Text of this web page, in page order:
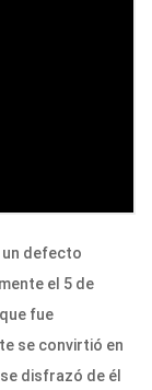
un defecto
el 5 de
fue
se convirtió en
disfrazó de él